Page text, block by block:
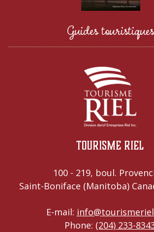
Guides touristiques
Tourisme Riel
100 - 219, boul.
Saint-Boniface (Manitoba)
E-mail:
Phone: (204) 233-